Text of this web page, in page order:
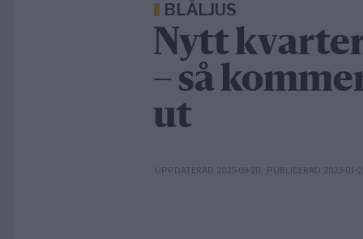
BLÅLJUS
Nytt
– så
ut
UPPDATERAD 2025-08-20 , PUBLICERAD 2023-01-